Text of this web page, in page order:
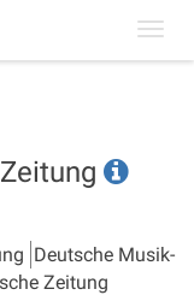
Deutsche Musik-
Zeitung